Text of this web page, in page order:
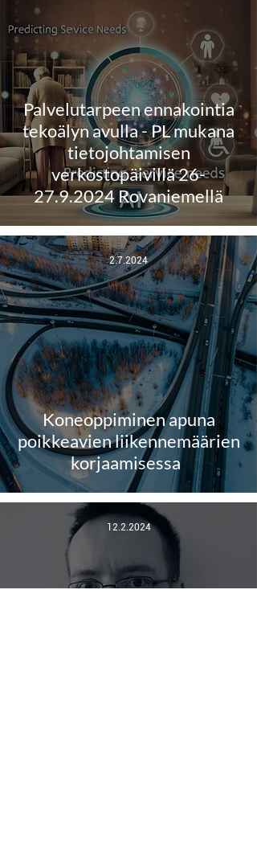
Palvelutarpeen ennakointia
tekoälyn avulla - PL mukana
tietojohtamisen
verkostopäivillä 26-
27.9.2024 Rovaniemellä
Koneoppiminen apuna
poikkeavien liikennemäärien
korjaamisessa
2.7.2024
12.2.2024